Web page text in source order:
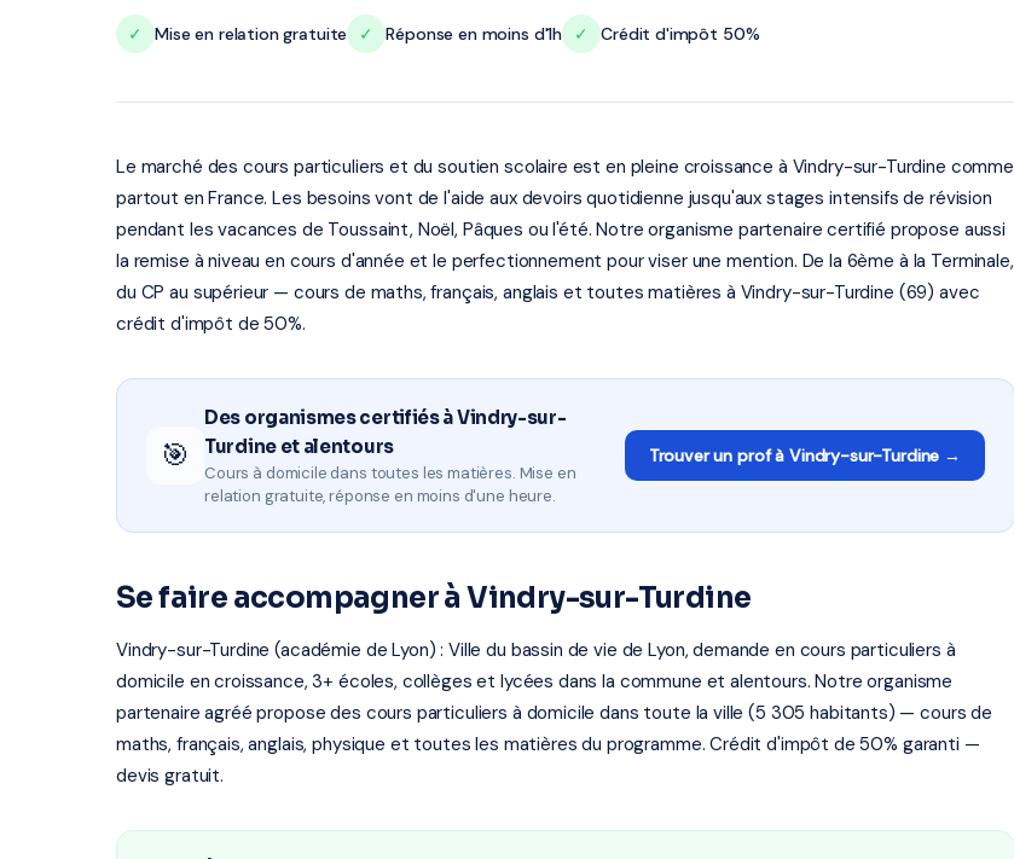
✓ Mise en relation gratuite ✓ Réponse en moins d'1h ✓ Crédit d'impôt 50%
Le marché des cours particuliers et du soutien scolaire est en pleine croissance à Vindry-sur-Turdine comme
partout en France. Les besoins vont de l'aide aux devoirs quotidienne jusqu'aux stages intensifs de révision
pendant les vacances de Toussaint, Noël, Pâques ou l'été. Notre organisme partenaire certifié propose aussi
la remise à niveau en cours d'année et le perfectionnement pour viser une mention. De la 6ème à la Terminale,
du CP au supérieur — cours de maths, français, anglais et toutes matières à Vindry-sur-Turdine (69) avec
crédit d'impôt de 50%.
🎯
Des organismes certifiés à Vindry-sur-
Turdine et alentours
Cours à domicile dans toutes les matières. Mise en
relation gratuite, réponse en moins d'une heure.
Trouver un prof à Vindry-sur-Turdine →
Se faire accompagner à Vindry-sur-Turdine
Vindry-sur-Turdine (académie de Lyon) : Ville du bassin de vie de Lyon, demande en cours particuliers à
domicile en croissance, 3+ écoles, collèges et lycées dans la commune et alentours. Notre organisme
partenaire agréé propose des cours particuliers à domicile dans toute la ville (5 305 habitants) — cours de
maths, français, anglais, physique et toutes les matières du programme. Crédit d'impôt de 50% garanti —
devis gratuit.